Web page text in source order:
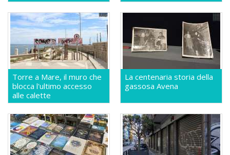
Torre a Mare, il muro che
blocca l'ultimo accesso
alle calette
La centenaria storia della
gassosa Avena